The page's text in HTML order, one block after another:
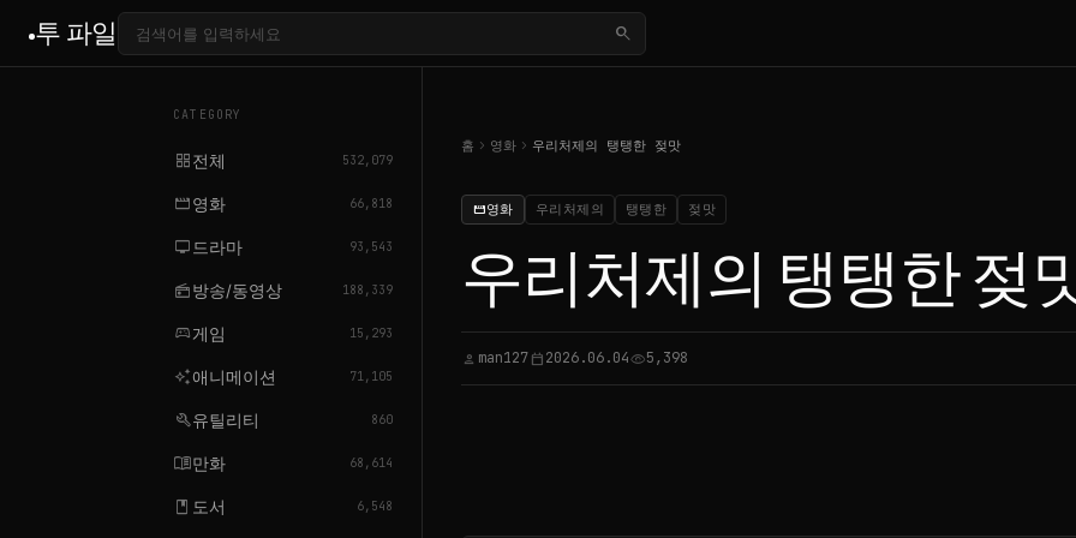
투 파일 search
CATEGORY
grid_view전체 532,079
movie영화 66,818
tv 드라마 93,543
radio방송/동영상 188,339
sports_esports게임 15,293
auto_awesome애니메이션 71,105
build유틸리티 860
menu_book만화 68,614
book 도서 6,548
홈 chevron_right 영화 chevron_right 우리처제의 탱탱한 젖맛
movie영화 우리처제의 탱탱한 젖맛
우리처제의 탱탱한 젖
person man127calendar_today2026.06.04visibility5,398